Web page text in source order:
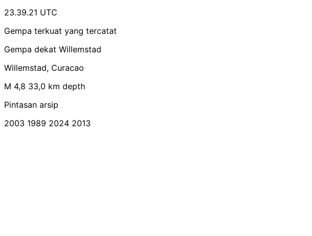
23.39.21 UTC
Gempa terkuat yang tercatat
Gempa dekat Willemstad
Willemstad, Curacao
M 4,8 33,0 km depth
Pintasan arsip
2003 1989 2024 2013